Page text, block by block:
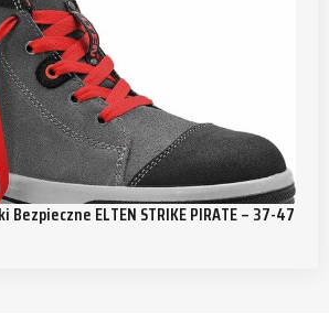
Bezpieczne ELTEN STRIKE PIRATE – 37-47